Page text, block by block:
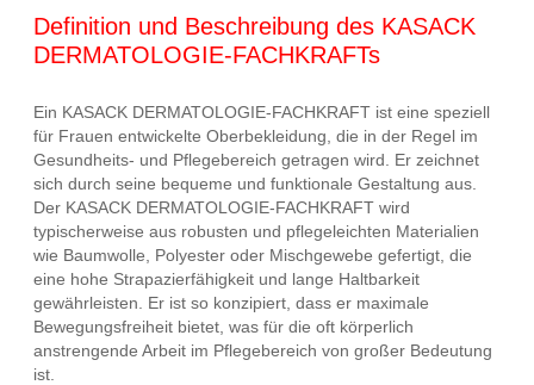
Definition und Beschreibung des KASACK
DERMATOLOGIE-FACHKRAFTs
Ein KASACK DERMATOLOGIE-FACHKRAFT ist eine speziell
für Frauen entwickelte Oberbekleidung, die in der Regel im
Gesundheits- und Pflegebereich getragen wird. Er zeichnet
sich durch seine bequeme und funktionale Gestaltung aus.
Der KASACK DERMATOLOGIE-FACHKRAFT wird
typischerweise aus robusten und pflegeleichten Materialien
wie Baumwolle, Polyester oder Mischgewebe gefertigt, die
eine hohe Strapazierfähigkeit und lange Haltbarkeit
gewährleisten. Er ist so konzipiert, dass er maximale
Bewegungsfreiheit bietet, was für die oft körperlich
anstrengende Arbeit im Pflegebereich von großer Bedeutung
ist.